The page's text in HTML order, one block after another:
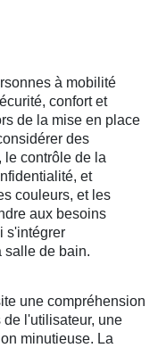
à mobilité
confort et
de la mise en place
des
contrôle de la
et
couleurs, et les
aux besoins
s'intégrer
salle de bain.
une compréhension
l'utilisateur, une
minutieuse. La